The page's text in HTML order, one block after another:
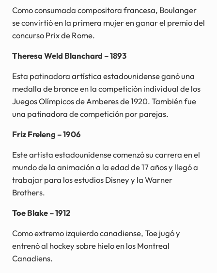
Como consumada compositora francesa, Boulanger
se convirtió en la primera mujer en ganar el premio del
concurso Prix de Rome.
Theresa Weld Blanchard – 1893
Esta patinadora artística estadounidense ganó una
medalla de bronce en la competición individual de los
Juegos Olímpicos de Amberes de 1920. También fue
una patinadora de competición por parejas.
Friz Freleng – 1906
Este artista estadounidense comenzó su carrera en el
mundo de la animación a la edad de 17 años y llegó a
trabajar para los estudios Disney y la Warner
Brothers.
Toe Blake – 1912
Como extremo izquierdo canadiense, Toe jugó y
entrenó al hockey sobre hielo en los Montreal
Canadiens.